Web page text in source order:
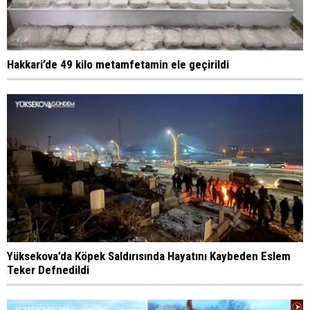
Hakkari’de 49 kilo metamfetamin ele geçirildi
Yüksekova’da Köpek Saldırısında Hayatını Kaybeden Eslem
Teker Defnedildi